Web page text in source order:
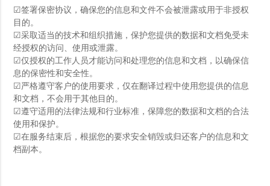
☑签署保密协议，确保您的信息和文件不会被泄露或用于非授权
目的。
☑采取适当的技术和组织措施，保护您提供的数据和文档免受未
经授权的访问、使用或泄露。
☑仅授权的工作人员才能访问和处理您的信息和文档，以确保信
息的保密性和安全性。
☑严格遵守客户的使用要求，仅在翻译过程中使用您提供的信息
和文档，不会用于其他目的。
☑遵守适用的法律法规和行业标准，保障您的数据和文档的合法
使用和保护。
☑在服务结束后，根据您的要求安全销毁或归还客户的信息和文
档副本。